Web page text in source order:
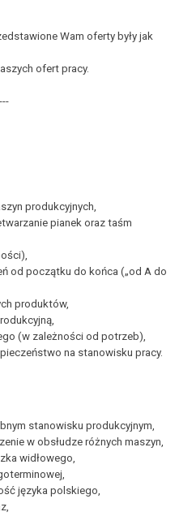
Wam oferty były jak
ofert pracy.
produkcyjnych,
pianek oraz taśm
od początku do końca („od A do
produktów,
(w zależności od potrzeb),
na stanowisku pracy.
stanowisku produkcyjnym,
w obsłudze różnych maszyn,
widłowego,
języka polskiego,